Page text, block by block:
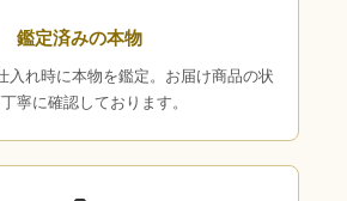
鑑定済みの本物
入れ時に本物を鑑定。お届け商品の状
寧に確認しております。